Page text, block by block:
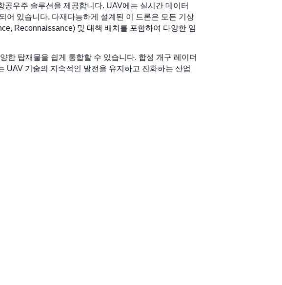
우주 솔루션을 제공합니다. UAV에는 실시간 데이터
어 있습니다. 다재다능하게 설계된 이 드론은 모든 기상
Reconnaissance) 및 대책 배치를 포함하여 다양한 임
한 탑재물을 쉽게 통합할 수 있습니다. 합성 개구 레이더
UAV 기술의 지속적인 발전을 유지하고 진화하는 산업